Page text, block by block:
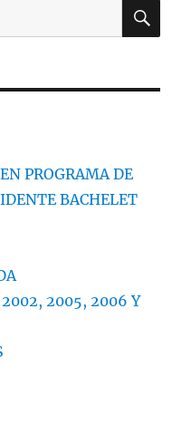
PROGRAMA DE
BACHELET
2002, 2005, 2006 Y